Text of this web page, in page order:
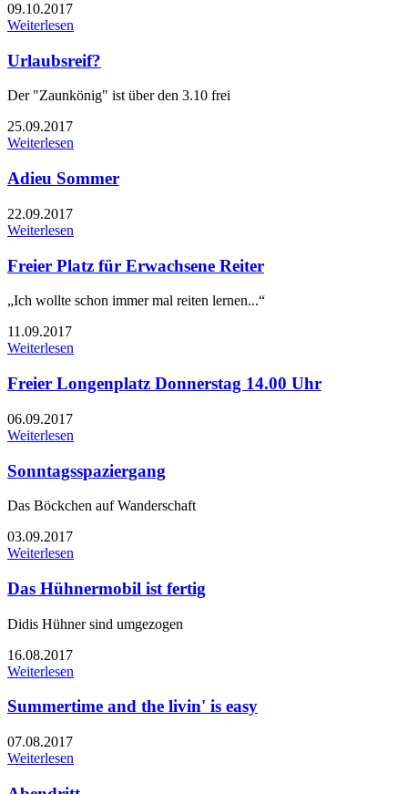
09.10.2017
Weiterlesen
Urlaubsreif?
Der "Zaunkönig" ist über den 3.10 frei
25.09.2017
Weiterlesen
Adieu Sommer
22.09.2017
Weiterlesen
Freier Platz für Erwachsene Reiter
„Ich wollte schon immer mal reiten lernen...“
11.09.2017
Weiterlesen
Freier Longenplatz Donnerstag 14.00 Uhr
06.09.2017
Weiterlesen
Sonntagsspaziergang
Das Böckchen auf Wanderschaft
03.09.2017
Weiterlesen
Das Hühnermobil ist fertig
Didis Hühner sind umgezogen
16.08.2017
Weiterlesen
Summertime and the livin' is easy
07.08.2017
Weiterlesen